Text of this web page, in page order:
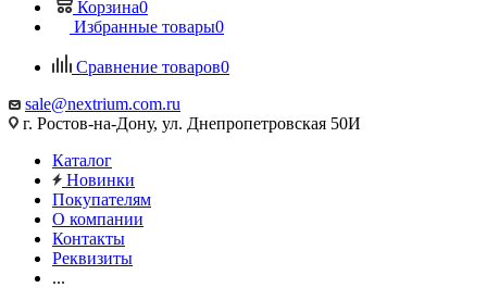
Корзина0
Избранные товары0
Сравнение товаров0
sale@nextrium.com.ru
г. Ростов-на-Дону, ул. Днепропетровская 50И
Каталог
Новинки
Покупателям
О компании
Контакты
Реквизиты
...